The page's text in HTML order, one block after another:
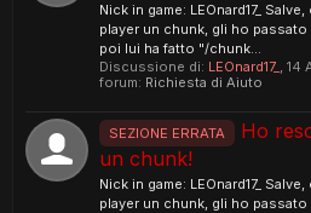
Nick in game: LEOnard17_
player un chunk, gli ho passato
poi lui ha fatto "/chunk...
Discussione di: LEOnard17_ , 14
forum: Richiesta di Aiuto
SEZIONE ERRATA
Ho
un chunk!
Nick in game: LEOnard17_
player un chunk, gli ho passato